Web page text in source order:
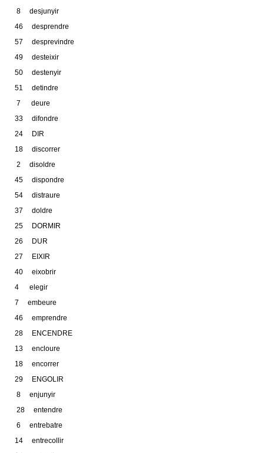
8 desjunyir
46 desprendre
57 desprevindre
49 desteixir
50 destenyir
51 detindre
7 deure
33 difondre
24 DIR
18 discorrer
2 disoldre
45 dispondre
54 distraure
37 doldre
25 DORMIR
26 DUR
27 EIXIR
40 eixobrir
4 elegir
7 embeure
46 emprendre
28 ENCENDRE
13 encloure
18 encorrer
29 ENGOLIR
8 enjunyir
28 entendre
6 entrebatre
14 entrecollir